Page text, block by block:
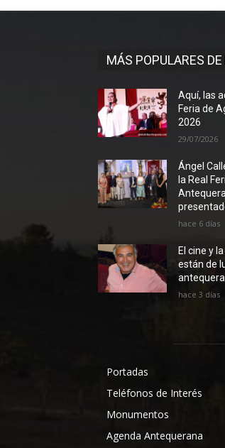
MÁS POPULARES
Aquí, las
Feria de
2026
29/07/2026
Ángel
la Real
hace 6 días
El cine y
están de
hace 3 días
Portadas
Teléfonos de Interés
Monumentos
Agenda Antequerana